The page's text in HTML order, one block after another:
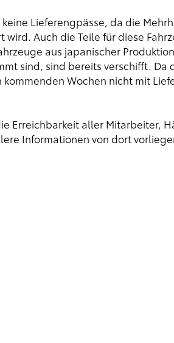
Lieferengpässe, da die
wird. Auch die Teile für diese
aus japanischer
sind, sind bereits verschifft. Da
Wochen nicht mit
Erreichbarkeit aller Mitarbeiter,
Informationen von dort